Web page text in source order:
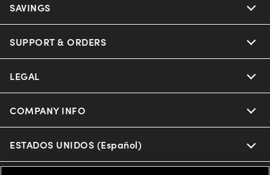
SAVINGS
SUPPORT & ORDERS
LEGAL
COMPANY INFO
ESTADOS UNIDOS (Español)